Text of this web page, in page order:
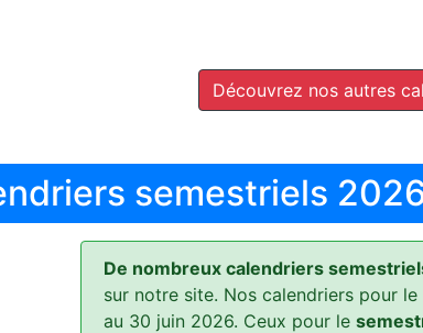
Découvrez nos autres
semestriels
De nombreux calendriers
sur notre site. Nos calendriers pour
au 30 juin 2026. Ceux pour le